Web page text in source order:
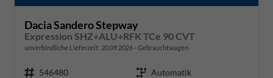
Dacia Sandero Stepway
Expression SHZ+ALU+RFK TCe 90 CVT
unverbindliche Lieferzeit: 20.09.2026 Gebrauchtwagen
Fahrzeugnr. 546480 Getriebe Automatik